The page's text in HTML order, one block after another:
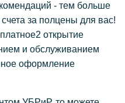
- тем больше
за полцены для вас!
открытие
и обслуживанием
оформление